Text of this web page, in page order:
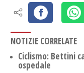
NOTIZIE CORRELATE
Ciclismo: Bettini
ospedale